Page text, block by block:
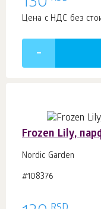
Цена с НДС без
Frozen Lily,
Nordic Garden
#108376